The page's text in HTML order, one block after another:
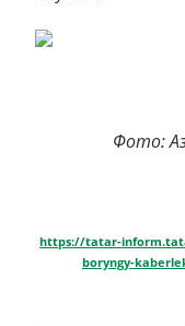
Фото:
https://tatar-
boryngy-